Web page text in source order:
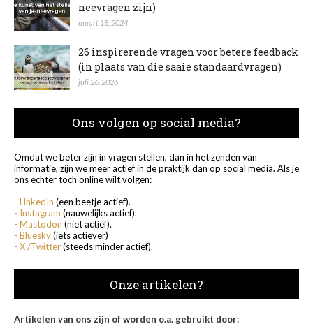
neevragen zijn)
maart 18, 2024
26 inspirerende vragen voor betere feedback
(in plaats van die saaie standaardvragen)
juli 26, 2026
Ons volgen op social media?
Omdat we beter zijn in vragen stellen, dan in het zenden van
informatie, zijn we meer actief in de praktijk dan op social media. Als je
ons echter toch online wilt volgen:
- LinkedIn (een beetje actief).
- Instagram (nauwelijks actief).
- Mastodon (niet actief).
- Bluesky(iets actiever)
- X /Twitter(steeds minder actief).
Onze artikelen?
Artikelen van ons zijn of worden o.a. gebruikt door: